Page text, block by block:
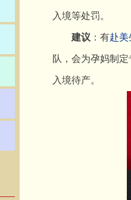
入境等处罚。
建议 ：有赴美
队，会为孕妈制
入境待产。